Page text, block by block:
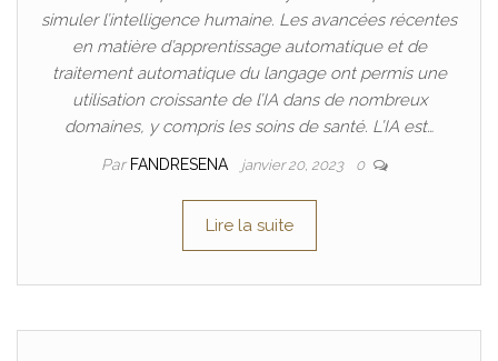
simuler l’intelligence humaine. Les avancées récentes
en matière d’apprentissage automatique et de
traitement automatique du langage ont permis une
utilisation croissante de l’IA dans de nombreux
domaines, y compris les soins de santé. L’IA est…
Par FANDRESENA janvier 20, 2023 0
Lire la suite